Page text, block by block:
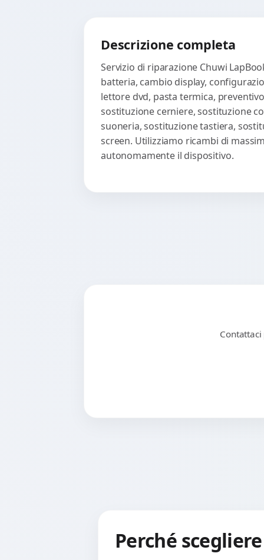
Descrizione completa
Servizio di riparazione Chuwi
batteria, cambio display,
lettore dvd, pasta termica,
sostituzione cerniere, sostituzione
suoneria, sostituzione tastiera,
screen. Utilizziamo ricambi di
autonomamente il dispositivo.
Perché